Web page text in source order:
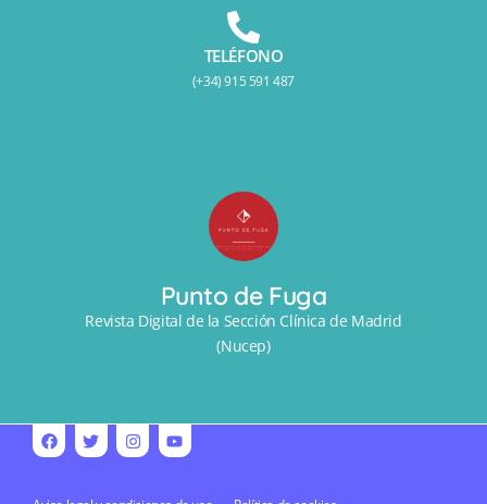
TELÉFONO
(+34) 915 591 487
Punto de Fuga
Revista Digital de la Sección Clínica de Madrid
(Nucep)